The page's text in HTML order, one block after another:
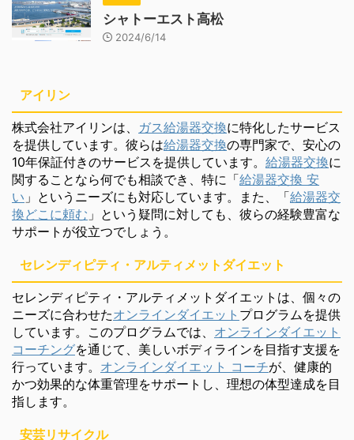
シャトーエスト高松
2024/6/14
アイリン
株式会社アイリンは、 ガス給湯器交換に特化したサービス
を提供しています。彼らは給湯器交換の専門家で、安心の
10年保証付きのサービスを提供しています。 給湯器交換に
関することなら何でも相談でき、特に「給湯器交換 安
い 」というニーズにも対応しています。また、「給湯器交
換どこに頼む 」という疑問に対しても、彼らの経験豊富な
サポートが役立つでしょう。
セレンディピティ・アルティメットダイエット
セレンディピティ・アルティメットダイエットは、個々の
ニーズに合わせたオンラインダイエット プログラムを提供
しています。このプログラムでは、 オンラインダイエット
コーチングを通じて、美しいボディラインを目指す支援を
行っています。 オンラインダイエット コーチが、健康的
かつ効果的な体重管理をサポートし、理想の体型達成を目
指します。
安芸リサイクル